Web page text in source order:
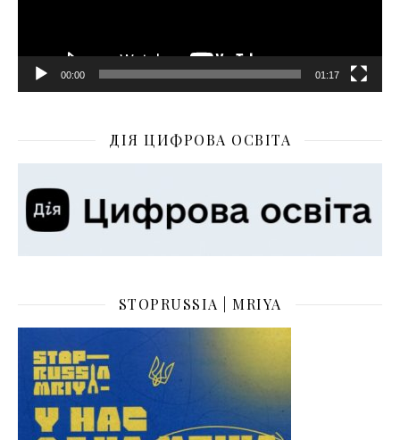
00:00 01:17
ДІЯ ЦИФРОВА ОСВІТА
STOPRUSSIA | MRIYA